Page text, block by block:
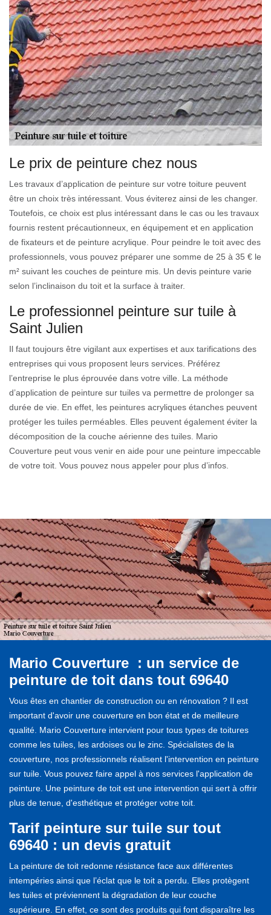
Le prix de peinture chez nous
Les travaux d’application de peinture sur votre toiture peuvent
être un choix très intéressant. Vous éviterez ainsi de les changer.
Toutefois, ce choix est plus intéressant dans le cas ou les travaux
fournis restent précautionneux, en équipement et en application
de fixateurs et de peinture acrylique. Pour peindre le toit avec des
professionnels, vous pouvez préparer une somme de 25 à 35 € le
m² suivant les couches de peinture mis. Un devis peinture varie
selon l’inclinaison du toit et la surface à traiter.
Le professionnel peinture sur tuile à
Saint Julien
Il faut toujours être vigilant aux expertises et aux tarifications des
entreprises qui vous proposent leurs services. Préférez
l’entreprise le plus éprouvée dans votre ville. La méthode
d’application de peinture sur tuiles va permettre de prolonger sa
durée de vie. En effet, les peintures acryliques étanches peuvent
protéger les tuiles perméables. Elles peuvent également éviter la
décomposition de la couche aérienne des tuiles. Mario
Couverture peut vous venir en aide pour une peinture impeccable
de votre toit. Vous pouvez nous appeler pour plus d’infos.
Mario Couverture : un service de
peinture de toit dans tout 69640
Vous êtes en chantier de construction ou en rénovation ? Il est
important d'avoir une couverture en bon état et de meilleure
qualité. Mario Couverture intervient pour tous types de toitures
comme les tuiles, les ardoises ou le zinc. Spécialistes de la
couverture, nos professionnels réalisent l'intervention en peinture
sur tuile. Vous pouvez faire appel à nos services l'application de
peinture. Une peinture de toit est une intervention qui sert à offrir
plus de tenue, d'esthétique et protéger votre toit.
Tarif peinture sur tuile sur tout
69640 : un devis gratuit
La peinture de toit redonne résistance face aux différentes
intempéries ainsi que l’éclat que le toit a perdu. Elles protègent
les tuiles et préviennent la dégradation de leur couche
supérieure. En effet, ce sont des produits qui font disparaître les